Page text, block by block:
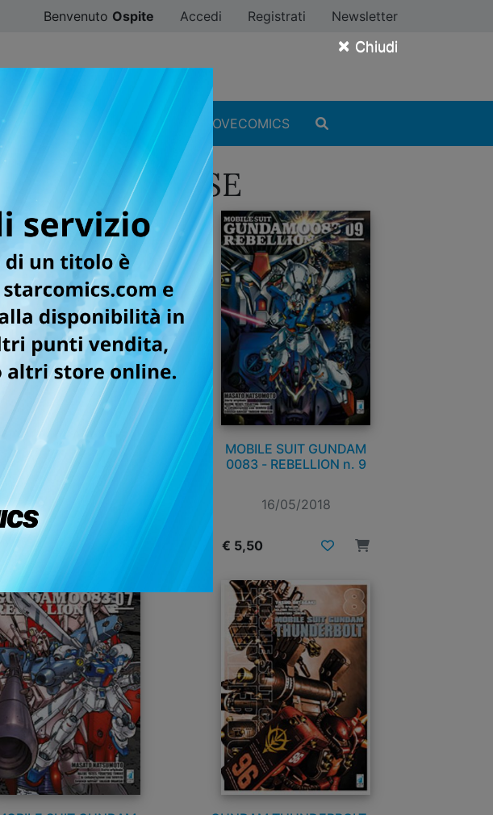
× Chiudi
Benvenuto Ospite Accedi Registrati Newsletter
DIGISTAR #ILOVEMANGA #ILOVECOMICS
UNIVERSE
THUNDERBOLT n.
10
25/07/2018
MOBILE SUIT GUNDAM
0083 - REBELLION n. 9
16/05/2018
€ 5,50